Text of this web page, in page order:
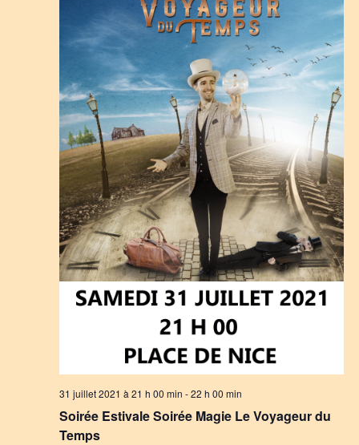
Soirée Estivale Soirée Magie Le Voyageur du
Temps
31 juillet 2021 à 21 h 00 min -22 h 00 min